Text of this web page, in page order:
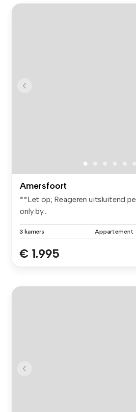
Amersfoort
**Let op; Reageren uitsluitend
only by...
3 kamers Appartement
€ 1.995